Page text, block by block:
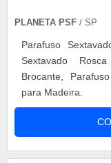
PLANETA PSF / SP
Parafuso
Sextavado
Brocante,
para Madeira.